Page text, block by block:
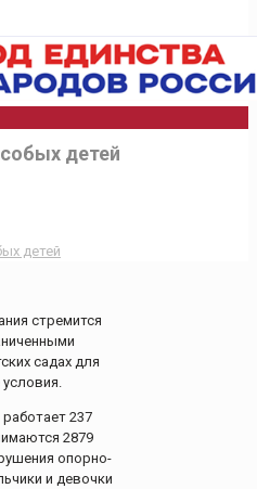
детей
детей
стремится
садах для
237
2879
опорно-
и девочки